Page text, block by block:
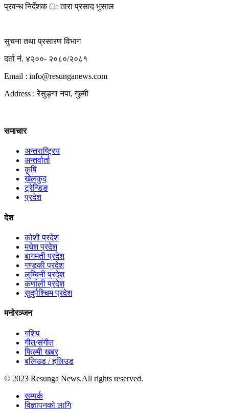
प्रवन्ध निर्देशक ः तारा प्रसाद भुसाल
सुचना तथा प्रसारण विभाग
दर्ता नं. ४२००- २०८०/२०८१
Email : info@resunganews.com
Address : रेसुङ्गा नपा, गुल्मी
समाचार
अन्तराष्ट्रिय
अन्तर्वार्ता
कृषि
खेलकुद
ट्रेन्डिङ
प्रदेश
देश
कोशी प्रदेश
मधेश प्रदेश
बागमती प्रदेश
गण्डकी प्रदेश
लुम्बिनी प्रदेश
कर्णाली प्रदेश
सुदुर्पश्चिम प्रदेश
मनोरञ्जन
गशिप
गीत/संगीत
फिल्मी खबर
बलिउड / हलिउड
© 2023 Resunga News.All rights reserved.
सम्पर्क
विज्ञापनको लागि